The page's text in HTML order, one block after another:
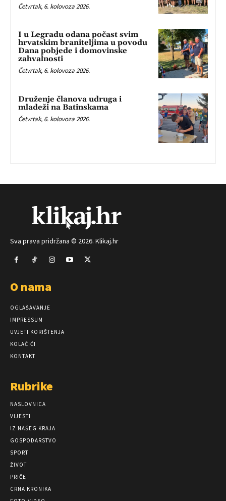
Četvrtak, 6. kolovoza 2026.
I u Legradu odana počast svim
hrvatskim braniteljima u povodu
Dana pobjede i domovinske
zahvalnosti
Četvrtak, 6. kolovoza 2026.
Druženje članova udruga i
mladeži na Batinskama
Četvrtak, 6. kolovoza 2026.
Sva prava pridržana © 2026. Klikaj.hr
O nama
OGLAŠAVANJE
IMPRESSUM
UVJETI KORIŠTENJA
KOLAČIĆI
KONTAKT
Rubrike
NASLOVNICA
VIJESTI
IZ NAŠEG KRAJA
GOSPODARSTVO
SPORT
ŽIVOT
PRIČE
CRNA KRONIKA